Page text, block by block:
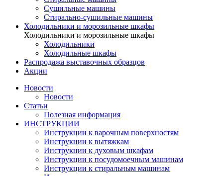
Сушильные машины
Стирально-сушильные машины
Холодильники и морозильные шкафы
Холодильники и морозильные шкафы
Холодильники
Холодильные шкафы
Распродажа выставочных образцов
Акции
Новости
Новости
Статьи
Полезная информация
ИНСТРУКЦИИ
Инструкции к варочным поверхностям
Инструкции к вытяжкам
Инструкции к духовым шкафам
Инструкции к посудомоечным машинам
Инструкции к стиральным машинам